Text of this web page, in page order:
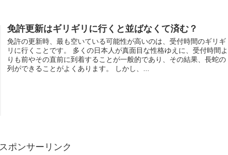
免許更新はギリギリに行くと並ばなくて済む？
免許の更新時、最も空いている可能性が高いのは、受付時間のギリギ
リに行くことです。 多くの日本人が真面目な性格ゆえに、受付時間よ
りも前やその直前に到着することが一般的であり、その結果、長蛇の
列ができることがよくあります。 しかし、...
スポンサーリンク